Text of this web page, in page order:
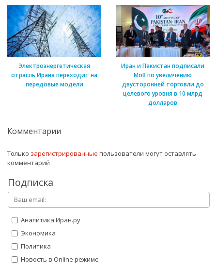
Электроэнергетическая
отрасль Ирана переходит на
передовые модели
Иран и Пакистан подписали
МоВ по увеличению
двусторонней торговли до
целевого уровня в 10 млрд
долларов
Комментарии
Только зарегистрированные пользователи могут оставлять
комментарий
Подписка
Аналитика Иран.ру
Экономика
Политика
Новость в Online режиме